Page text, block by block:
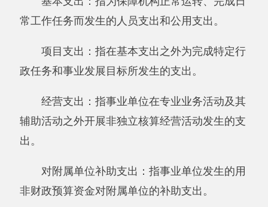
十一、《项目支出决算明细表》
十三、《财政拨款收入支出决算总表》
十四、《一般公共预算财政拨款收入支出决
算表》
细表》
十六、《一般公共预算财政拨款基本支出决